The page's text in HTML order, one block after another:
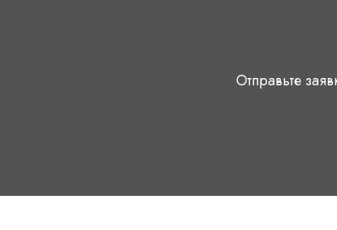
Отправьте